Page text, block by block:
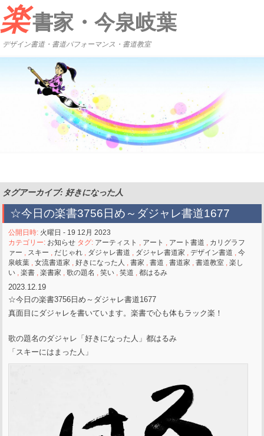
楽書家・今泉岐葉
デザイン書道・書道パフォーマンス・書道教室
タグアーカイブ: 好きになった人
☆今日の楽書3756日め～ダジャレ書道1677
公開日時: 火曜日 - 19 12月 2023
カテゴリー: お知らせ タグ: アーティスト アート アート書道
カリグラフ
ァー
スキー だじゃれ ダジャレ書道 ダジャレ書道家 ,デザイン書道 ,今
泉岐葉 ,女流書道家 ,好きになった人 ,書家 ,書道 ,書道家 ,書道教室 ,楽し
い ,楽書 ,楽書家 ,歌の題名 ,笑い ,笑道 ,都はるみ
2023.12.19
☆今日の楽書3756日め～ダジャレ書道1677
真面目にダジャレを書いています。楽書で心も体もラック楽！
歌の題名のダジャレ「好きになった人」都はるみ
「スキーにはまった人」